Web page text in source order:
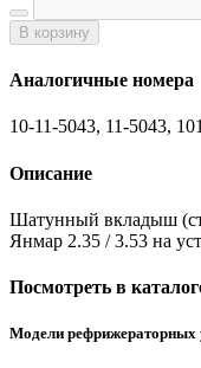
В корзину
Аналогичные номера
10-11-5043, 11-5043,
Описание
Шатунный вкладыш
Янмар 2.35 / 3.53 на
Посмотреть в
Модели рефрижераторных